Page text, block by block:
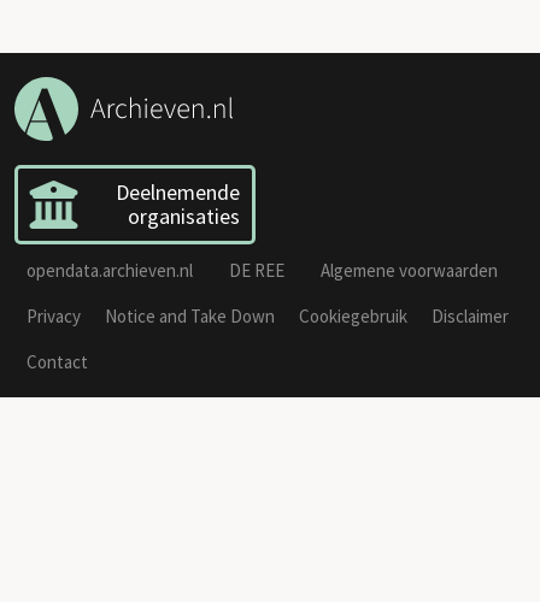
Deelnemende
organisaties
opendata.archieven.nl DE REE
Algemene voorwaarden
Privacy
Notice and Take Down Cookiegebruik
Disclaimer
Contact